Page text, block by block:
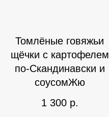
Томлёные говяжьи
щёчки с картофелем
по-Скандинавски и
соусомЖю
1 300 р.